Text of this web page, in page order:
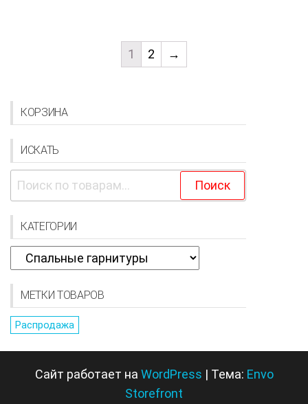
1 2 →
КОРЗИНА
ИСКАТЬ
Искать: Поиск
КАТЕГОРИИ
МЕТКИ ТОВАРОВ
Распродажа
Сайт работает на WordPress | Тема: Envo
Storefront